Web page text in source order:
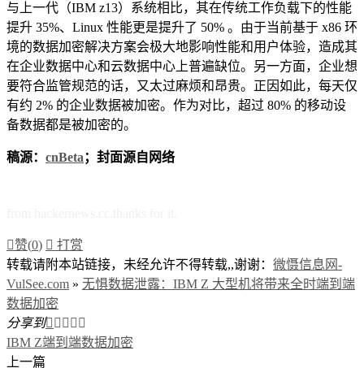
与上一代（IBM z13）系统相比，其在传统工作负载下的性能
提升 35%、Linux 性能更是提升了 50% 。由于当前基于 x86 环
境的数据加密解决方案会极大地影响性能和用户体验，造成其
在企业数据中心和云数据中心上普遍缺位。另一方面，企业想
要符合监管规范的话，又太过麻烦和昂贵。正因如此，每天仅
有约 2% 的企业数据被加密。作为对比，超过 80% 的移动设
备数据都是被加密的。
稿源： cnBeta； 封面源自网络
赞(0)  打赏
转载请附本站链接，未经允许不得转载,,谢谢： 微慑信息网-
VulSee.com » 无惧数据泄露：IBM Z 大型机将带来全时端到端
数据加密
分享到    
IBM Z端到端数据加密
上一篇